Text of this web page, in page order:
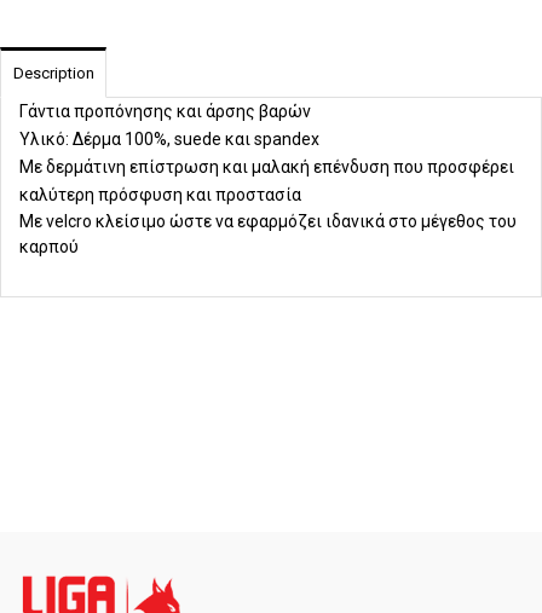
Description
Γάντια προπόνησης και άρσης βαρών
Υλικό: Δέρμα 100%, suede και spandex
Με δερμάτινη επίστρωση και μαλακή επένδυση που προσφέρει
καλύτερη πρόσφυση και προστασία
Με velcro κλείσιμο ώστε να εφαρμόζει ιδανικά στο μέγεθος του
καρπού